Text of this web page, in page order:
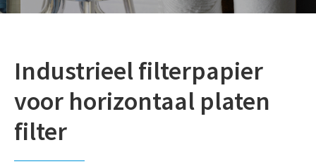
Industrieel filterpapier
voor horizontaal platen
filter